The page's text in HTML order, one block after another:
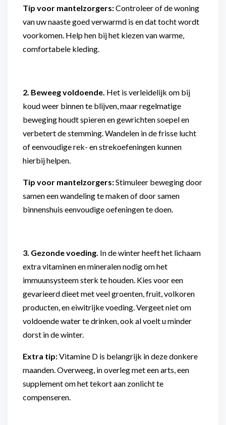
Tip voor mantelzorgers:Controleer of de woning
van uw naaste goed verwarmd is en dat tocht wordt
voorkomen. Help hen bij het kiezen van warme,
comfortabele kleding.
2. Beweeg voldoende. Het is verleidelijk om bij
koud weer binnen te blijven, maar regelmatige
beweging houdt spieren en gewrichten soepel en
verbetert de stemming. Wandelen in de frisse lucht
of eenvoudige rek- en strekoefeningen kunnen
hierbij helpen.
Tip voor mantelzorgers:Stimuleer beweging door
samen een wandeling te maken of door samen
binnenshuis eenvoudige oefeningen te doen.
3. Gezonde voeding. In de winter heeft het lichaam
extra vitaminen en mineralen nodig om het
immuunsysteem sterk te houden. Kies voor een
gevarieerd dieet met veel groenten, fruit, volkoren
producten, en eiwitrijke voeding. Vergeet niet om
voldoende water te drinken, ook al voelt u minder
dorst in de winter.
Extra tip:Vitamine D is belangrijk in deze donkere
maanden. Overweeg, in overleg met een arts, een
supplement om het tekort aan zonlicht te
compenseren.